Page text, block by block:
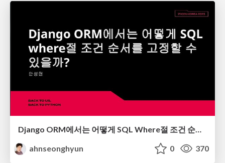
Django ORM에서는 어떻게 SQL Where절 조건 순서를 고정할 수 있을까?
ahnseonghyun
0 370